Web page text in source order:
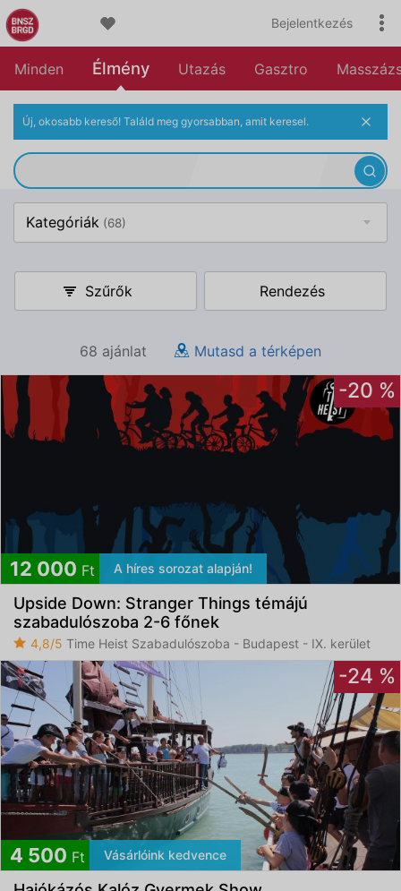
Bejelentkezés
Minden Élmény Utazás Gasztro
Új, okosabb kereső! Találd meg gyorsabban, amit keresel.
Kategóriák (68)
Szűrők Rendezés
68 ajánlat Mutasd a térképen
-20 %
12 000 Ft A híres sorozat alapján!
Upside Down: Stranger Things témájú
szabadulószoba 2-6 főnek
4,8/5 Time Heist Szabadulószoba - Budapest - IX. kerület
-24 %
4 500 Ft Vásárlóink kedvence